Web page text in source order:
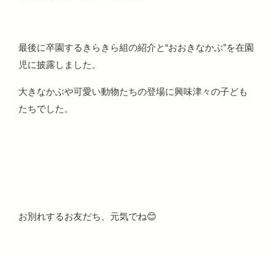
最後に卒園するきらきら組の紹介と“おおきなかぶ”を在園
児に披露しました。
大きなかぶや可愛い動物たちの登場に興味津々の子ども
たちでした。
お別れするお友だち、元気でね😊